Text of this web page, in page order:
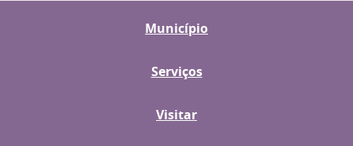
Município
Serviços
Visitar